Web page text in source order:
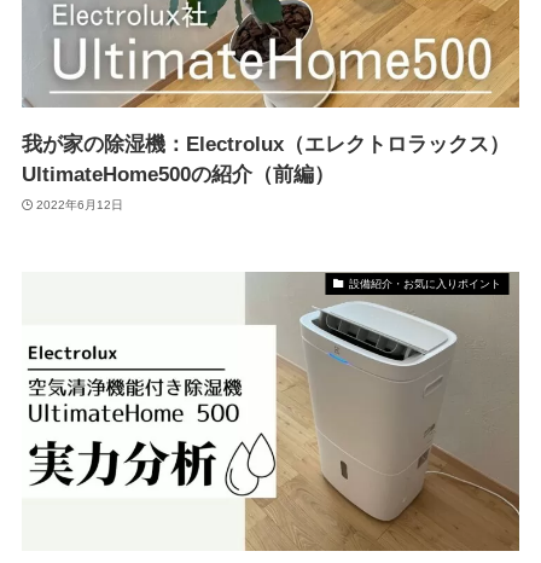
我が家の除湿機：Electrolux（エレクトロラックス）
UltimateHome500の紹介（前編）
2022年6月12日
設備紹介・お気に入りポイント